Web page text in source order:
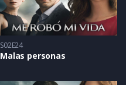
S02E24
Malas personas